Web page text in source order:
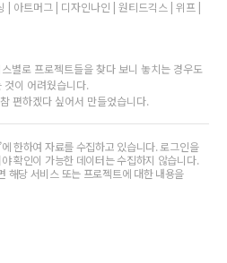
| 아트머그 | 디자인나인 | 원티드긱스 | 위프 |
별로 프로젝트들을 찾다 보니 놓치는 경우도
이 어려웠습니다.
편하겠다 싶어서 만들었습니다.
한하여 자료를 수집하고 있습니다. 로그인을
확인이 가능한 데이터는 수집하지 않습니다.
해당 서비스 또는 프로젝트에 대한 내용을